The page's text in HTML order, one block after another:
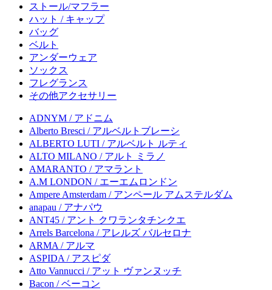
ストール/マフラー
ハット / キャップ
バッグ
ベルト
アンダーウェア
ソックス
フレグランス
その他アクセサリー
ADNYM / アドニム
Alberto Bresci / アルベルトブレーシ
ALBERTO LUTI / アルベルト ルティ
ALTO MILANO / アルト ミラノ
AMARANTO / アマラント
A.M LONDON / エーエムロンドン
Ampere Amsterdam / アンペール アムステルダム
anapau / アナパウ
ANT45 / アント クワランタチンクエ
Arrels Barcelona / アレルズ バルセロナ
ARMA / アルマ
ASPIDA / アスピダ
Atto Vannucci / アット ヴァンヌッチ
Bacon / ベーコン